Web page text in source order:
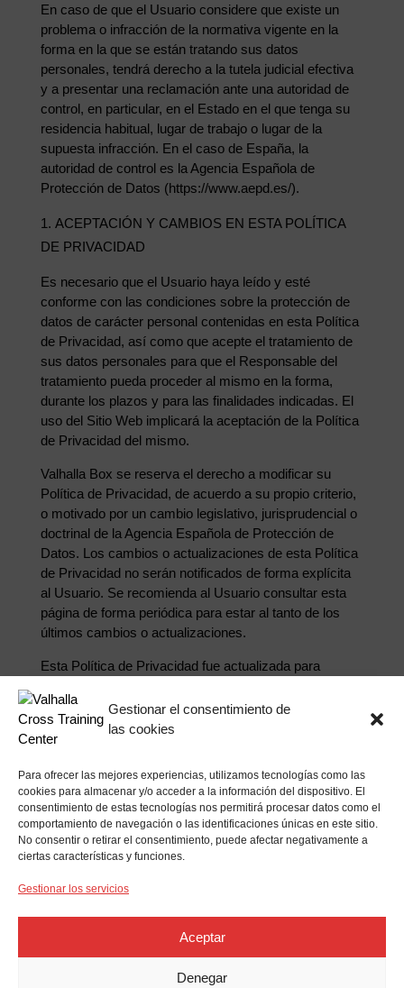
Gestionar el consentimiento de
las cookies
Para ofrecer las mejores experiencias, utilizamos tecnologías como las
cookies para almacenar y/o acceder a la información del dispositivo. El
consentimiento de estas tecnologías nos permitirá procesar datos como el
comportamiento de navegación o las identificaciones únicas en este sitio.
No consentir o retirar el consentimiento, puede afectar negativamente a
ciertas características y funciones.
Gestionar los servicios
Aceptar
Denegar
En caso de que el Usuario considere que existe un
problema o infracción de la normativa vigente en la
forma en la que se están tratando sus datos
personales, tendrá derecho a la tutela judicial efectiva
y a presentar una reclamación ante una autoridad de
control, en particular, en el Estado en el que tenga su
residencia habitual, lugar de trabajo o lugar de la
supuesta infracción. En el caso de España, la
autoridad de control es la Agencia Española de
Protección de Datos (https://www.aepd.es/).
ACEPTACIÓN Y CAMBIOS EN ESTA POLÍTICA
DE PRIVACIDAD
Es necesario que el Usuario haya leído y esté
conforme con las condiciones sobre la protección de
datos de carácter personal contenidas en esta Política
de Privacidad, así como que acepte el tratamiento de
sus datos personales para que el Responsable del
tratamiento pueda proceder al mismo en la forma,
durante los plazos y para las finalidades indicadas. El
uso del Sitio Web implicará la aceptación de la Política
de Privacidad del mismo.
Valhalla Box se reserva el derecho a modificar su
Política de Privacidad, de acuerdo a su propio criterio,
o motivado por un cambio legislativo, jurisprudencial o
doctrinal de la Agencia Española de Protección de
Datos. Los cambios o actualizaciones de esta Política
de Privacidad no serán notificados de forma explícita
al Usuario. Se recomienda al Usuario consultar esta
página de forma periódica para estar al tanto de los
últimos cambios o actualizaciones.
Esta Política de Privacidad fue actualizada para
Parlamento Europeo y del Consejo, de 27 de abril de
2016, relativo a la protección de las personas físicas
en lo que respecta al tratamiento de datos personales
Ley Orgánica 3/2018, de 5 de diciembre, de Protección
de Datos Personales y garantía de los derechos
digitales
FABI